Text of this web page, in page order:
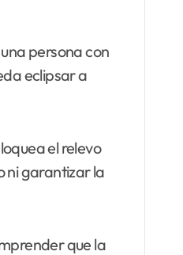
persona con
eclipsar a
el relevo
ni garantizar la
que la